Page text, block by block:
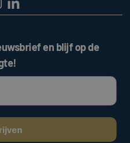
en blijf op de